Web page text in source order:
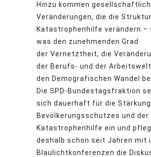
Hinzu kommen
Veränderungen, die die
Katastrophenhilfe verändern –
was den zunehmenden Grad
der Vernetztheit, die
der Berufs- und der
den Demografischen Wandel
Die SPD-Bundestagsfraktion
sich dauerhaft für die
Bevölkerungsschutzes und der
Katastrophenhilfe ein und
deshalb schon seit Jahren mit
Blaulichtkonferenzen die